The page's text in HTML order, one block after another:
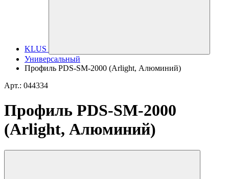
KLUS
Универсальный
Профиль PDS-SM-2000 (Arlight, Алюминий)
Арт.: 044334
Профиль PDS-SM-2000
(Arlight, Алюминий)